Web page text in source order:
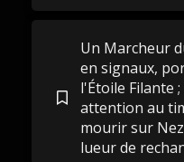
Un Marcheur
en signaux,
l'Étoile Filante
attention au
mourir sur
lueur de